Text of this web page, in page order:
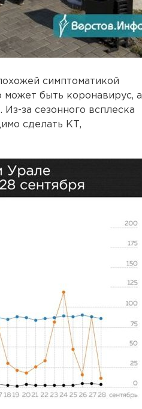
симптоматикой
может быть коронавирус, а
за сезонного всплеска
сделать КТ,